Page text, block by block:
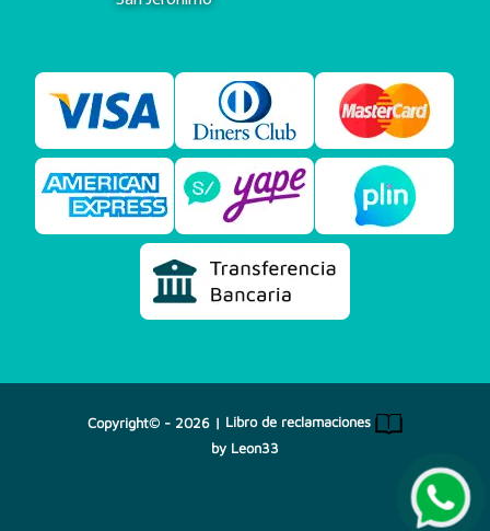
Copyright© - 2026 | Libro de reclamaciones
by Leon33